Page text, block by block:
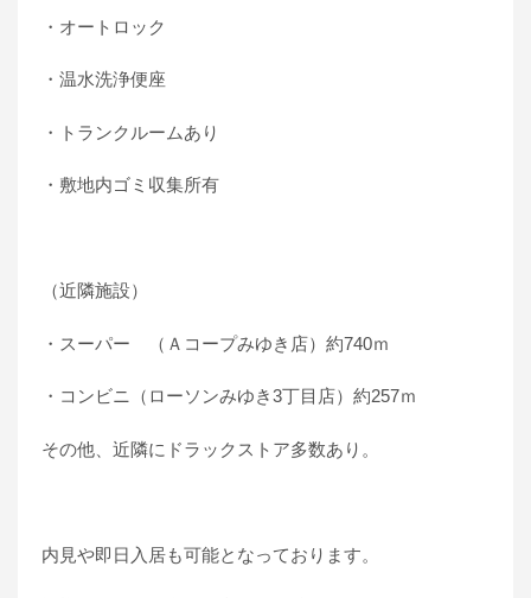
・オートロック
・温水洗浄便座
・トランクルームあり
・敷地内ゴミ収集所有
（近隣施設）
・スーパー （Ａコープみゆき店）約740ｍ
・コンビニ（ローソンみゆき3丁目店）約257ｍ
その他、近隣にドラックストア多数あり。
内見や即日入居も可能となっております。